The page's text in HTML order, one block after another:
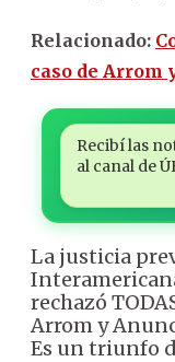
Relacionado:
caso de Arrom
Recibí las
al canal de
La justicia
rechazó
Arrom y
Es un triunfo